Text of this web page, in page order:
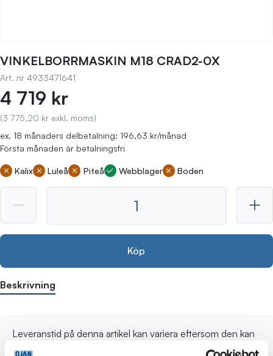
VINKELBORRMASKIN M18 CRAD2-0X
Art. nr 4933471641
4 719 kr
(3 775,20 kr exkl. moms)
ex. 18 månaders delbetalning: 196,63 kr/månad
Första månaden är betalningsfri
Kalix Luleå Piteå Webblager Boden
Köp
Beskrivning
Leveranstid på denna artikel kan variera eftersom den kan
komma att beställas från leverantör, uppskattad leveranstid